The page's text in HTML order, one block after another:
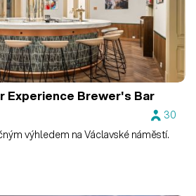
Experience Brewer's Bar
30
výhledem na Václavské náměstí.